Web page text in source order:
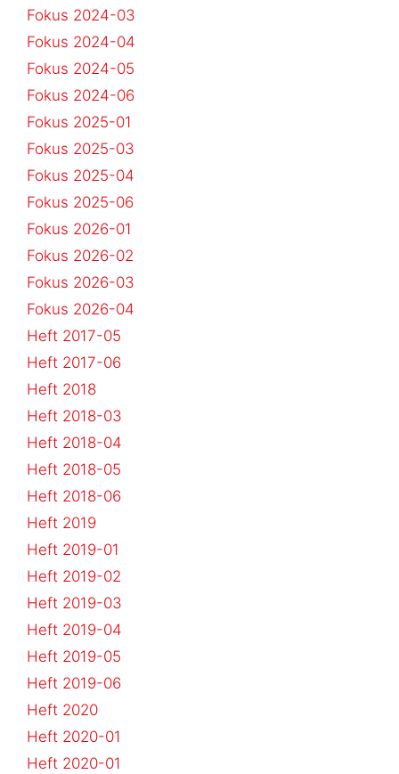
Fokus 2024-03
Fokus 2024-04
Fokus 2024-05
Fokus 2024-06
Fokus 2025-01
Fokus 2025-03
Fokus 2025-04
Fokus 2025-06
Fokus 2026-01
Fokus 2026-02
Fokus 2026-03
Fokus 2026-04
Heft 2017-05
Heft 2017-06
Heft 2018
Heft 2018-03
Heft 2018-04
Heft 2018-05
Heft 2018-06
Heft 2019
Heft 2019-01
Heft 2019-02
Heft 2019-03
Heft 2019-04
Heft 2019-05
Heft 2019-06
Heft 2020
Heft 2020-01
Heft 2020-01